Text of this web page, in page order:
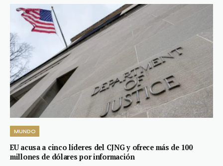
MUNDO
EU acusa a cinco líderes del CJNG y ofrece más de 100
millones de dólares por información